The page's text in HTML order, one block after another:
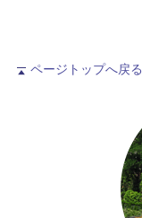
ページトップへ戻る